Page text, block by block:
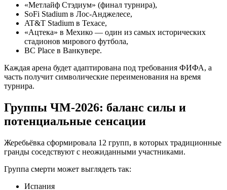
«Метлайф Стэдиум» (финал турнира),
SoFi Stadium в Лос-Анджелесе,
AT&T Stadium в Техасе,
«Ацтека» в Мехико — один из самых исторических
стадионов мирового футбола,
BC Place в Ванкувере.
Каждая арена будет адаптирована под требования ФИФА, а
часть получит символические переименования на время
турнира.
Группы ЧМ-2026: баланс силы и
потенциальные сенсации
Жеребьёвка сформировала 12 групп, в которых традиционные
гранды соседствуют с неожиданными участниками.
Группа смерти может выглядеть так:
Испания